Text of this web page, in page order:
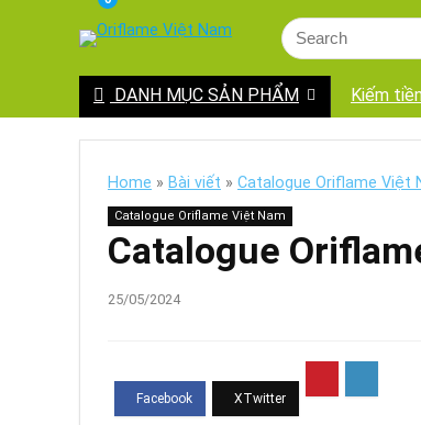
DANH MỤC SẢN PHẨM Kiếm
Home » Bài viết » Catalogue Oriflame Việt
Catalogue Oriflame Việt Nam
Catalogue
25/05/2024